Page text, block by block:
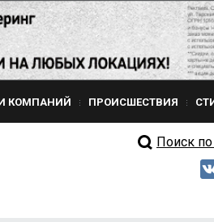
КОМПАНИЙ ПРОИСШЕСТВИЯ
Поиск по